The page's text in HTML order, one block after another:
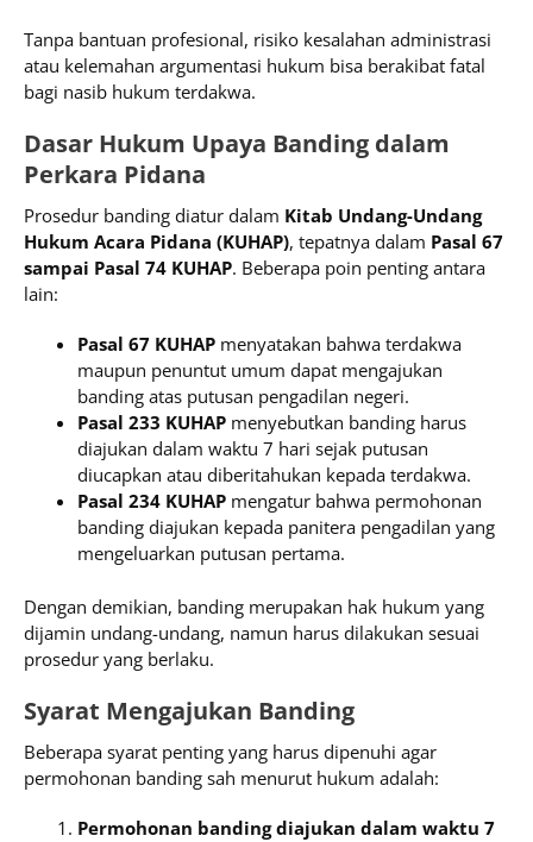
Tanpa bantuan profesional, risiko kesalahan administrasi
atau kelemahan argumentasi hukum bisa berakibat fatal
bagi nasib hukum terdakwa.
Dasar Hukum Upaya Banding dalam
Perkara Pidana
Prosedur banding diatur dalam Kitab Undang-Undang
Hukum Acara Pidana (KUHAP), tepatnya dalam Pasal 67
sampai Pasal 74 KUHAP. Beberapa poin penting antara
lain:
Pasal 67 KUHAP menyatakan bahwa terdakwa
maupun penuntut umum dapat mengajukan
banding atas putusan pengadilan negeri.
Pasal 233 KUHAP menyebutkan banding harus
diajukan dalam waktu 7 hari sejak putusan
diucapkan atau diberitahukan kepada terdakwa.
Pasal 234 KUHAP mengatur bahwa permohonan
banding diajukan kepada panitera pengadilan yang
mengeluarkan putusan pertama.
Dengan demikian, banding merupakan hak hukum yang
dijamin undang-undang, namun harus dilakukan sesuai
prosedur yang berlaku.
Syarat Mengajukan Banding
Beberapa syarat penting yang harus dipenuhi agar
permohonan banding sah menurut hukum adalah:
Permohonan banding diajukan dalam waktu 7